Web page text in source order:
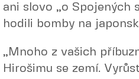
ani slovo „o Spojených
hodili bomby na
„Mnoho z vašich
Hirošimu se zemí.